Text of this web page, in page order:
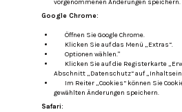
vorgenommenen Änderungen speichern.
Google Chrome:
Öffnen Sie Google Chrome.
Klicken Sie auf das Menü „Extras“.
Optionen wählen."
Klicken Sie auf die Registerkarte
Abschnitt „Datenschutz“ auf
Im Reiter „Cookies“ können Sie
gewählten Änderungen speichern.
Safari: